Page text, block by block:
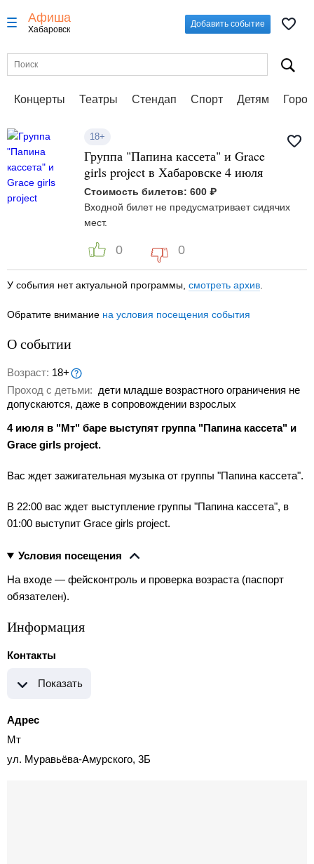
Афиша
Хабаровск
Добавить событие
Концерты Театры Стендап Спорт Детям
18+
Группа "Папина кассета" и Grace
girls project в Хабаровске 4 июля
Стоимость билетов: 600 ₽
Входной билет не предусматривает сидячих
мест.
0 0
У события нет актуальной программы, смотреть архив
Обратите внимание на условия посещения события
О событии
Возраст: 18+
Проход с детьми: дети младше возрастного ограничения не
допускаются, даже в сопровождении взрослых
4 июля в "Мт" баре выступят группа "Папина кассета" и
Grace girls project.
Вас ждет зажигательная музыка от группы "Папина кассета".
В 22:00 вас ждет выступление группы "Папина кассета", в
01:00 выступит Grace girls project.
Условия посещения
На входе — фейсконтроль и проверка возраста (паспорт
обязателен).
Информация
Контакты
Показать
Адрес
Мт
ул. Муравьёва-Амурского, 3Б